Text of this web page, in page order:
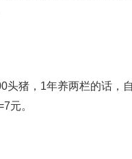
头猪，1年养两栏的话，
元。